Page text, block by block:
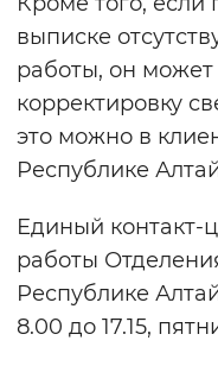
выписке
работы, он может
корректировку
это можно в
Республике
Единый контакт-
работы
Республике
8.00 до 17.15,